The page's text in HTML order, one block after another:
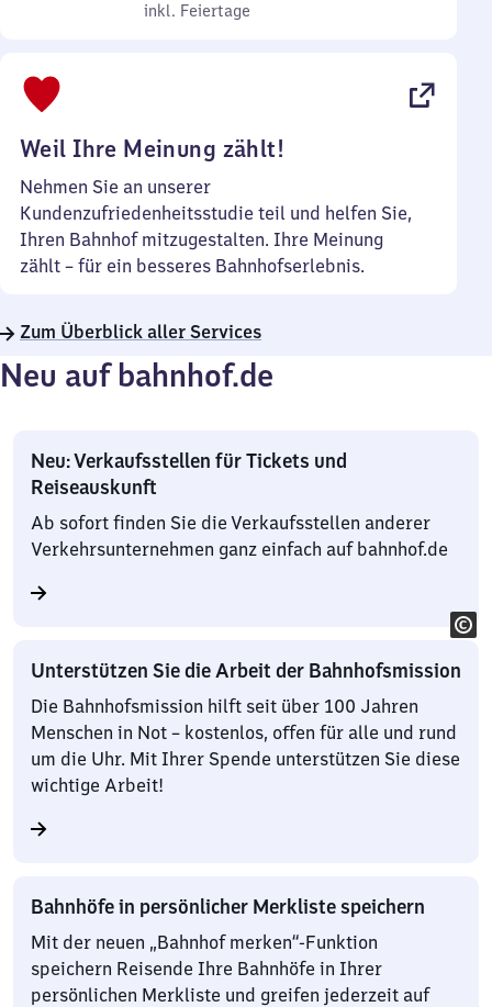
inkl. Feiertage
7
inkl. Feiertage
Weil Ihre Meinung zählt!
Nehmen Sie an unserer
Kundenzufriedenheitsstudie teil und helfen Sie,
Ihren Bahnhof mitzugestalten. Ihre Meinung
zählt – für ein besseres Bahnhofserlebnis.
Zum Überblick aller Services
Neu auf bahnhof.de
Neu: Verkaufsstellen für Tickets und
Reiseauskunft
Ab sofort finden Sie die Verkaufsstellen anderer
Verkehrsunternehmen ganz einfach auf bahnhof.de
Unterstützen Sie die Arbeit der Bahnhofsmission
Die Bahnhofsmission hilft seit über 100 Jahren
Menschen in Not – kostenlos, offen für alle und rund
um die Uhr. Mit Ihrer Spende unterstützen Sie diese
wichtige Arbeit!
Bahnhöfe in persönlicher Merkliste speichern
Mit der neuen „Bahnhof merken“-Funktion
speichern Reisende Ihre Bahnhöfe in Ihrer
persönlichen Merkliste und greifen jederzeit auf